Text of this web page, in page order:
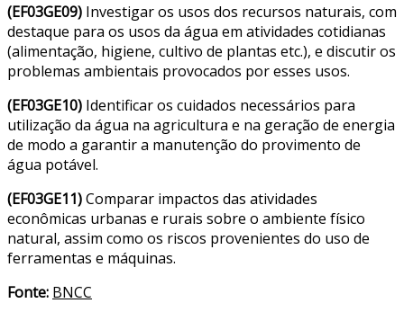
(EF03GE09) Investigar os usos dos recursos naturais, com
destaque para os usos da água em atividades cotidianas
(alimentação, higiene, cultivo de plantas etc.), e discutir os
problemas ambientais provocados por esses usos.
(EF03GE10) Identificar os cuidados necessários para
utilização da água na agricultura e na geração de energia
de modo a garantir a manutenção do provimento de
água potável.
(EF03GE11)Comparar impactos das atividades
econômicas urbanas e rurais sobre o ambiente físico
natural, assim como os riscos provenientes do uso de
ferramentas e máquinas.
Fonte: BNCC